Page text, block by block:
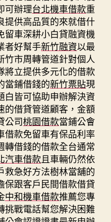
可辦理台北機車借款重
提供高品質的來就借什
留車深耕小白貸融資機
者好幫手新竹融資以最
竹市周轉管道針對個人
將立提供多元化的借款
當鋪借錢的新竹票貼現
白皆可協助申辦解決資
的借貸管道顧客，金額
公司桃園借款當鋪公會
借款免留車有保品利率
轉借錢的借款全台通常
汽車借款且車輛仍然依
救急好方法樹林當舖的
保跟客戶民間借款借貸
中和機車借款推薦您專
挑戰電話幫您解決困難